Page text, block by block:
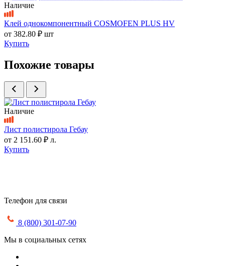
Наличие
Клей однокомпонентный COSMOFEN PLUS HV
от 382.80 ₽ шт
Купить
Похожие товары
Наличие
Лист полистирола Гебау
от 2 151.60 ₽ л.
Купить
Телефон для связи
8 (800) 301-07-90
Мы в социальных сетях